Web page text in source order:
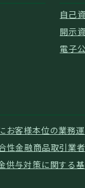
自己
開示
電子
お客様本位の業務
性金融商品取引業
供与対策に関する